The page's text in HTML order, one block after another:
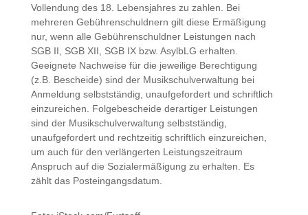
Vollendung des 18. Lebensjahres zu zahlen. Bei
mehreren Gebührenschuldnern gilt diese Ermäßigung
nur, wenn alle Gebührenschuldner Leistungen nach
SGB II, SGB XII, SGB IX bzw. AsylbLG erhalten.
Geeignete Nachweise für die jeweilige Berechtigung
(z.B. Bescheide) sind der Musikschulverwaltung bei
Anmeldung selbstständig, unaufgefordert und schriftlich
einzureichen. Folgebescheide derartiger Leistungen
sind der Musikschulverwaltung selbstständig,
unaufgefordert und rechtzeitig schriftlich einzureichen,
um auch für den verlängerten Leistungszeitraum
Anspruch auf die Sozialermäßigung zu erhalten. Es
zählt das Posteingangsdatum.